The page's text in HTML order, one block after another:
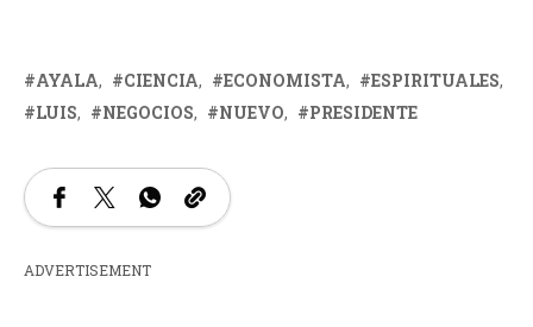
AYALA CIENCIA ECONOMISTA
ESPIRITUALES
LUIS
NEGOCIOS NUEVO PRESIDENTE
ADVERTISEMENT